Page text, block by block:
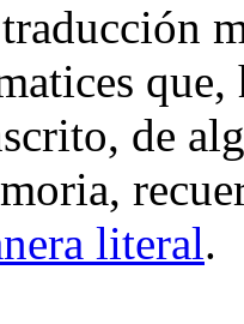
que,
de
literal.